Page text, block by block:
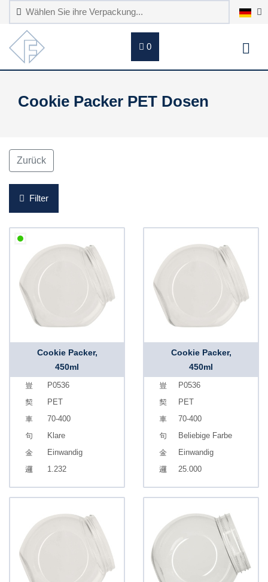
0
Cookie Packer PET Dosen
Zurück
Filter
Cookie Packer,
450ml
P0536
PET
70-400
Klare
Einwandig
1.232
Cookie Packer,
450ml
P0536
PET
70-400
Beliebige Farbe
Einwandig
25.000